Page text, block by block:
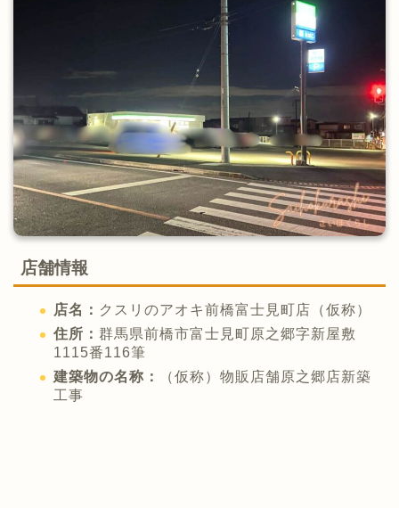
店舗情報
店名： クスリのアオキ前橋富士見町店（仮称）
住所： 群馬県前橋市富士見町原之郷字新屋敷
1115番116筆
建築物の名称：
（仮称）物販店舗原之郷店新築
工事